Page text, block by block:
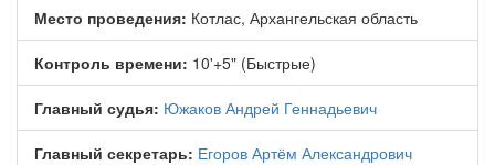
Место проведения: Котлас, Архангельская область
Контроль времени: 10'+5" (Быстрые)
Главный судья: Южаков Андрей Геннадьевич
Главный секретарь: Егоров Артём Александрович